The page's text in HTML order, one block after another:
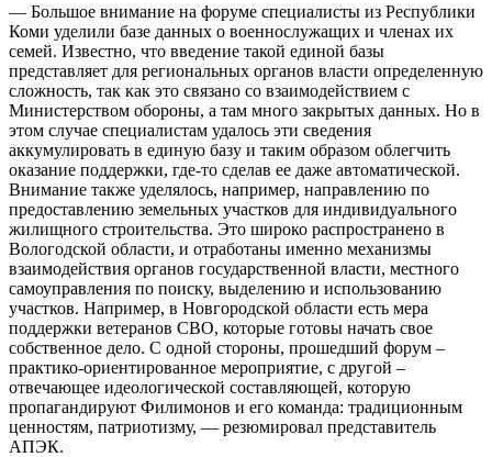
— Большое внимание на форуме специалисты из Республики
Коми уделили базе данных о военнослужащих и членах их
семей. Известно, что введение такой единой базы
представляет для региональных органов власти определенную
сложность, так как это связано со взаимодействием с
Министерством обороны, а там много закрытых данных. Но в
этом случае специалистам удалось эти сведения
аккумулировать в единую базу и таким образом облегчить
оказание поддержки, где-то сделав ее даже автоматической.
Внимание также уделялось, например, направлению по
предоставлению земельных участков для индивидуального
жилищного строительства. Это широко распространено в
Вологодской области, и отработаны именно механизмы
взаимодействия органов государственной власти, местного
самоуправления по поиску, выделению и использованию
участков. Например, в Новгородской области есть мера
поддержки ветеранов СВО, которые готовы начать свое
собственное дело. С одной стороны, прошедший форум –
практико-ориентированное мероприятие, с другой –
отвечающее идеологической составляющей, которую
пропагандируют Филимонов и его команда: традиционным
ценностям, патриотизму, — резюмировал представитель
АПЭК.